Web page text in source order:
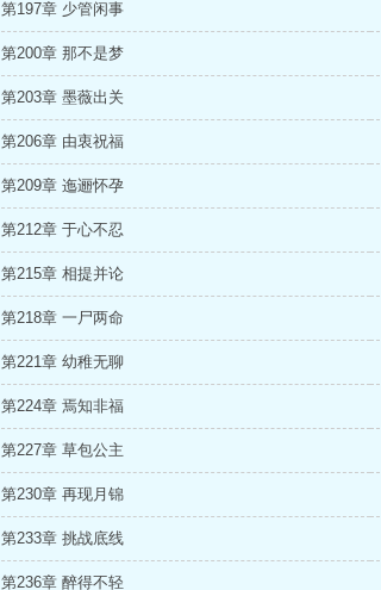
第197章 少管闲事
第200章 那不是梦
第203章 墨薇出关
第206章 由衷祝福
第209章 迤逦怀孕
第212章 于心不忍
第215章 相提并论
第218章 一尸两命
第221章 幼稚无聊
第224章 焉知非福
第227章 草包公主
第230章 再现月锦
第233章 挑战底线
第236章 醉得不轻